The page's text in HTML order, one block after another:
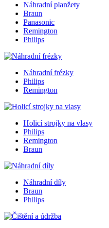
Náhradní planžety
Braun
Panasonic
Remington
Philips
Náhradní frézky
Philips
Remington
Holicí strojky na vlasy
Philips
Remington
Braun
Náhradní díly
Braun
Philips